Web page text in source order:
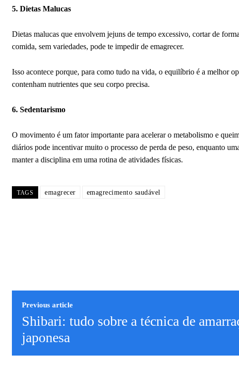
5. Dietas Malucas
Dietas malucas que envolvem jejuns de tempo excessivo, cortar de
comida, sem variedades, pode te impedir de emagrecer.
Isso acontece porque, para como tudo na vida, o equilíbrio é a melhor
contenham nutrientes que seu corpo precisa.
6. Sedentarismo
O movimento é um fator importante para acelerar o metabolismo e
diários pode incentivar muito o processo de perda de peso, enquanto
manter a disciplina em uma rotina de atividades físicas.
TAGS emagrecer emagrecimento saudável
Previous article
Shibari: tudo sobre a técnica de
japonesa